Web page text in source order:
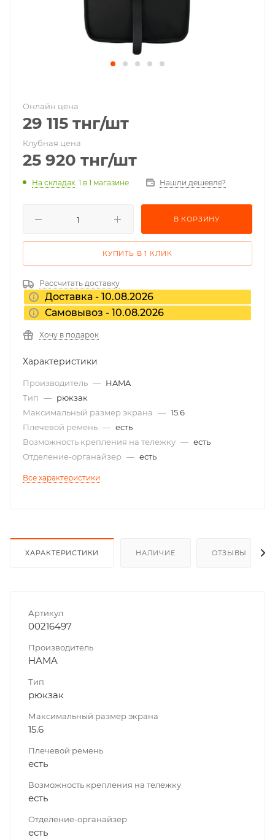
Онлайн цена
29 115 тнг/шт
Клубная цена
25 920 тнг/шт
На складах: 1 в 1 магазине Нашли дешевле?
В КОРЗИНУ
КУПИТЬ В 1 КЛИК
Рассчитать доставку
Доставка - 10.08.2026
Самовывоз - 10.08.2026
Хочу в подарок
Характеристики
Производитель — HAMA
Тип — рюкзак
Максимальный размер экрана — 15.6
Плечевой ремень — есть
Возможность крепления на тележку — есть
Отделение-органайзер — есть
Все характеристики
ХАРАКТЕРИСТИКИ НАЛИЧИЕ ОТЗЫВЫ
Артикул
00216497
Производитель
HAMA
Тип
рюкзак
Максимальный размер экрана
15.6
Плечевой ремень
есть
Возможность крепления на тележку
есть
Отделение-органайзер
есть